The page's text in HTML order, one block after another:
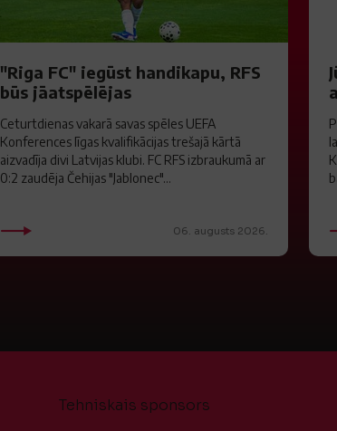
"Riga FC" iegūst handikapu, RFS
būs jāatspēlējas
Ceturtdienas vakarā savas spēles UEFA
Konferences līgas kvalifikācijas trešajā kārtā
aizvadīja divi Latvijas klubi. FC RFS izbraukumā ar
0:2 zaudēja Čehijas "Jablonec"...
06. augusts 2026.
Tehniskais sponsors